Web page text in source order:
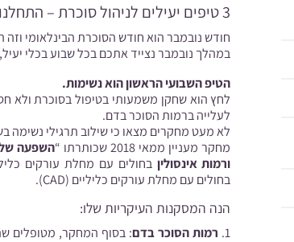
3 טיפים יעילים לניהול סוכרת – התחלנו!
חודש נובמבר הוא חודש הסוכרת הבינלאומי
במהלך נובמבר נצייד אתכם בכל שבוע בכלי
הטיפ השבועי הראשון הוא נשימות.
לחץ הוא שחקן משמעותי בטיפול בסוכרת ולא
לעלייה ברמות הסוכר בדם.
לא מעט מחקרים מצאו כי שילוב תרגילי
מחקר מעניין ממאי 2018 שכותרתו “
ורמות אינסולין בחולים עם מחלת עורקים
בחולים עם מחלת עורקים כליליים (CAD).
הנה המסקנות העיקריות שלו:
רמות הסוכר בדם: בסוף המחקר, מטופלים